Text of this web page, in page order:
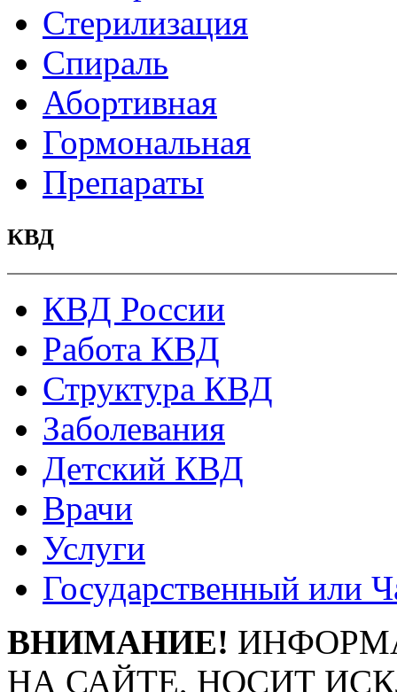
Стерилизация
Спираль
Абортивная
Гормональная
Препараты
КВД
КВД России
Работа КВД
Структура КВД
Заболевания
Детский КВД
Врачи
Услуги
Государственный или
ВНИМАНИЕ!
НА САЙТЕ, НОСИТ